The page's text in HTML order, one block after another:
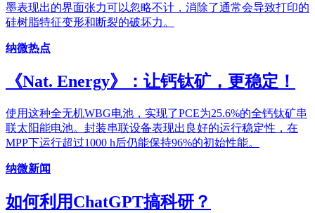
墨表现出的界面张力可以忽略不计，消除了通常会导致打印的
硅树脂特征变形和断裂的破坏力。
纳微热点
《Nat. Energy》：让钙钛矿，更稳定！
使用这种全无机WBG电池，实现了PCE为25.6%的全钙钛矿串
联太阳能电池。封装串联设备表现出良好的运行稳定性，在
MPP下运行超过1000 h后仍能保持96%的初始性能。
纳微新闻
如何利用ChatGPT搞科研？